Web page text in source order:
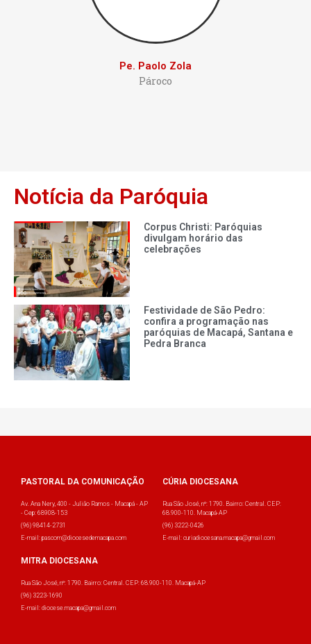
Pe. Paolo Zola
Pároco
Notícia da Paróquia
Corpus Christi: Paróquias
divulgam horário das
celebrações
Festividade de São Pedro:
confira a programação nas
paróquias de Macapá, Santana e
Pedra Branca
PASTORAL DA COMUNICAÇÃO
Av. Ana Nery, 400 - Julião Ramos - Macapá - AP
- Cep: 68908-153
(96) 98414-2731
E-mail: pascom@diocesedemacapa.com
CÚRIA DIOCESANA
Rua São José, nº: 1790. Bairro: Central. CEP:
68.900-110. Macapá-AP
(96) 3222-0426
E-mail: curiadiocesana.macapa@gmail.com
MITRA DIOCESANA
Rua São José, nº: 1790. Bairro: Central. CEP: 68.900-110. Macapá-AP
(96) 3223-1690
E-mail: diocese.macapa@gmail.com